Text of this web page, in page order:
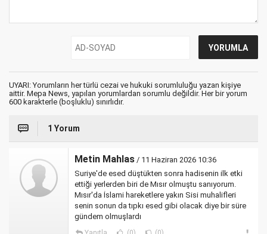
UYARI: Yorumların her türlü cezai ve hukuki sorumluluğu yazan kişiye
aittir. Mepa News, yapılan yorumlardan sorumlu değildir. Her bir yorum
600 karakterle (boşluklu) sınırlıdır.
1 Yorum
Metin Mahlas / 11 Haziran 2026 10:36
Suriye'de esed düştükten sonra hadisenin ilk etki
ettiği yerlerden biri de Mısır olmuştu sanıyorum.
Mısır'da İslami hareketlere yakın Sisi muhalifleri
senin sonun da tıpkı esed gibi olacak diye bir süre
gündem olmuşlardı